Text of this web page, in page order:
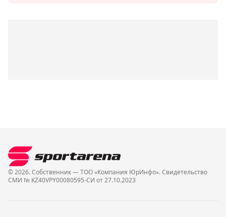
© 2026. Собственник — ТОО «Компания ЮрИнфо». Cвидетельство
СМИ № KZ40VPY00080595-СИ от 27.10.2023